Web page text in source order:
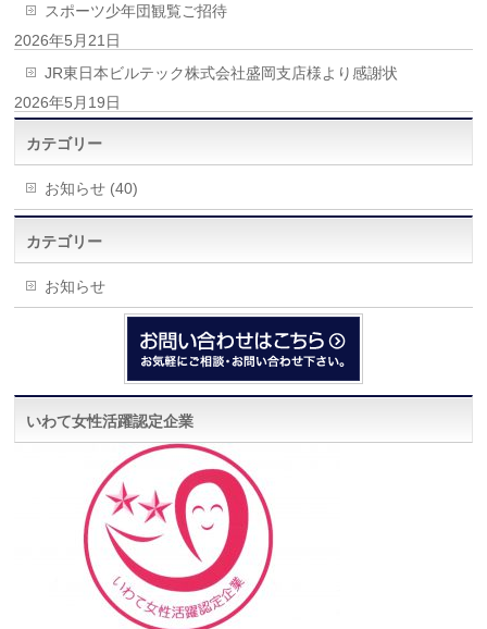
スポーツ少年団観覧ご招待
2026年5月21日
JR東日本ビルテック株式会社盛岡支店様より感謝状
2026年5月19日
カテゴリー
お知らせ (40)
カテゴリー
お知らせ
いわて女性活躍認定企業